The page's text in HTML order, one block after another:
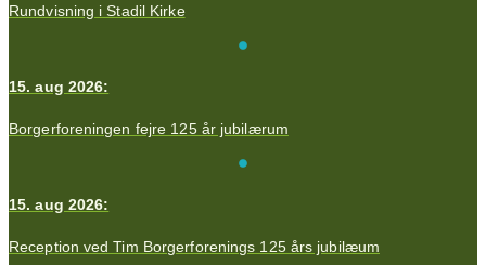
Rundvisning i Stadil Kirke
15. aug 2026:
Borgerforeningen fejre 125 år jubilærum
15. aug 2026:
Reception ved Tim Borgerforenings 125 års jubilæum